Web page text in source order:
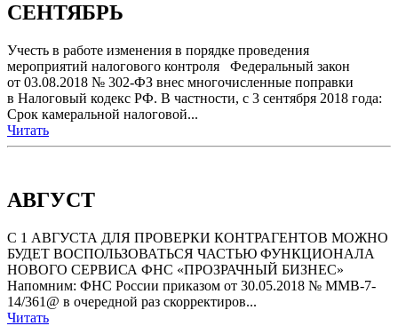
СЕНТЯБРЬ
Учесть в работе изменения в порядке проведения
мероприятий налогового контроля Федеральный закон
от 03.08.2018 № 302-ФЗ внес многочисленные поправки
в Налоговый кодекс РФ. В частности, с 3 сентября 2018 года:
Срок камеральной налоговой...
Читать
АВГУСТ
С 1 АВГУСТА ДЛЯ ПРОВЕРКИ КОНТРАГЕНТОВ МОЖНО
БУДЕТ ВОСПОЛЬЗОВАТЬСЯ ЧАСТЬЮ ФУНКЦИОНАЛА
НОВОГО СЕРВИСА ФНС «ПРОЗРАЧНЫЙ БИЗНЕС»
Напомним: ФНС России приказом от 30.05.2018 № ММВ-7-
14/361@ в очередной раз скорректиров...
Читать